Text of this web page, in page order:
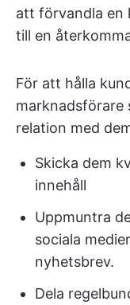
att förvandla en
till en
För att hålla
marknadsförare
relation med
Skicka dem
innehåll
Uppmuntra
sociala
nyhetsbrev.
Dela